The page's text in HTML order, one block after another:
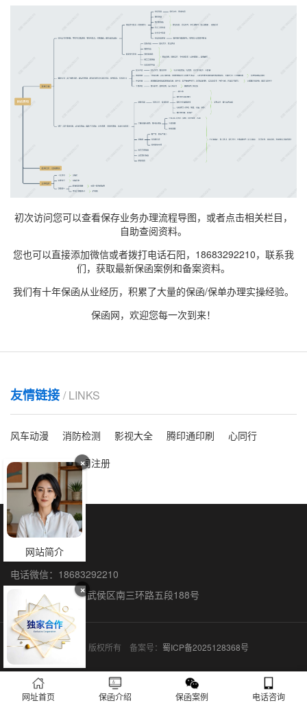
初次访问您可以查看保存业务办理流程导图，或者点击相关栏目，
自助查阅资料。
您也可以直接添加微信或者拨打电话石阳，18683292210，联系我
们，获取最新保函案例和备案资料。
我们有十年保函从业经历，积累了大量的保函/保单办理实操经验。
保函网，欢迎您每一次到来！
友情链接 / LINKS
风车动漫 消防检测 影视大全 腾印通印刷
心同行
洗脸吧
海外公司注册
×
网站简介
×
保函全国办理
联系人：石阳
电话微信：18683292210
联系地址：成都市武侯区南三环路五段188号
保函网 © 2015-2026 版权所有 备案号： 蜀ICP备2025128368号
网址首页 保函介绍 保函案例 电话咨询